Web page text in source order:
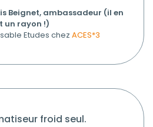
Beignet, ambassadeur (il en
un rayon !)
Etudes chez ACES*3
froid seul.